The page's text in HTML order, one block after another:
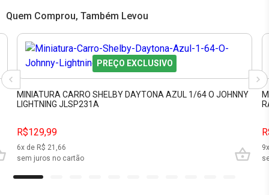
Quem Comprou, Também Levou
PREÇO EXCLUSIVO
MINIATURA CARRO SHELBY DAYTONA AZUL 1/64 O JOHNNY
LIGHTNING JLSP231A
R$129,99
6x de R$ 21,66
sem juros no cartão
9